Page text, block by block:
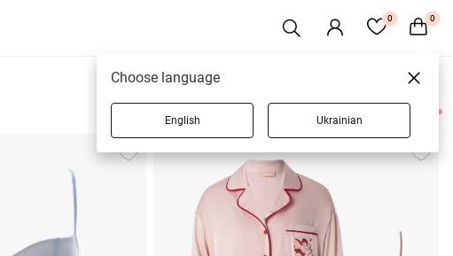
0 0
6 товаров
Choose language
English Ukrainian